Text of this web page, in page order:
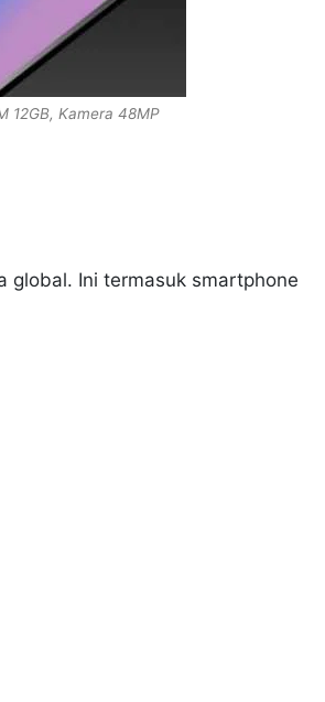
12GB, Kamera 48MP
global. Ini termasuk smartphone